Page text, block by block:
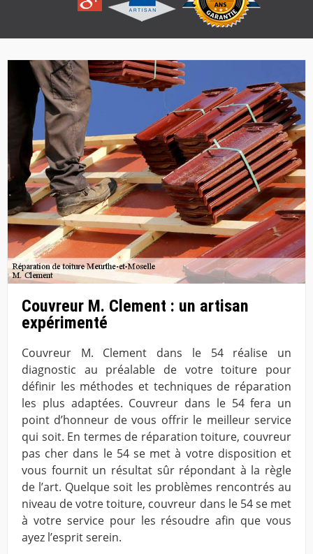
Couvreur M. Clement : un artisan
expérimenté
Couvreur M. Clement dans le 54 réalise un
diagnostic au préalable de votre toiture pour
définir les méthodes et techniques de réparation
les plus adaptées. Couvreur dans le 54 fera un
point d’honneur de vous offrir le meilleur service
qui soit. En termes de réparation toiture, couvreur
pas cher dans le 54 se met à votre disposition et
vous fournit un résultat sûr répondant à la règle
de l’art. Quelque soit les problèmes rencontrés au
niveau de votre toiture, couvreur dans le 54 se met
à votre service pour les résoudre afin que vous
ayez l’esprit serein.